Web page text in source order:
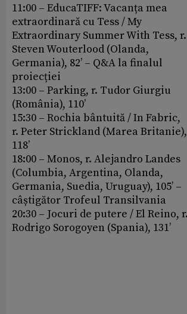
11:00 – EducaTIFF: Vacanța mea
extraordinară cu Tess / My
Extraordinary Summer With Tess, r.
Steven Wouterlood (Olanda,
Germania), 82’ – Q&A la finalul
proiecției
13:00 – Parking, r. Tudor Giurgiu
(România), 110’
15:30 – Rochia bântuită / In Fabric,
r. Peter Strickland (Marea Britanie),
118’
18:00 – Monos, r. Alejandro Landes
(Columbia, Argentina, Olanda,
Germania, Suedia, Uruguay), 105’ –
câștigător Trofeul Transilvania
20:30 – Jocuri de putere / El Reino, r.
Rodrigo Sorogoyen (Spania), 131’